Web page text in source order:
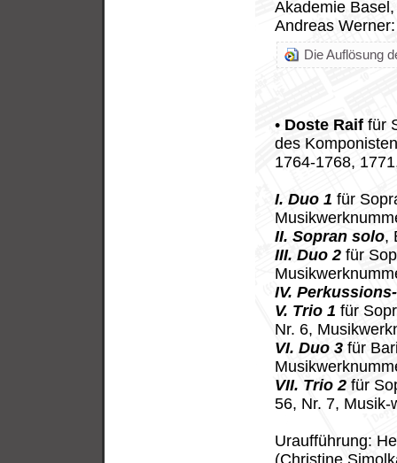
Akademie
Andreas Werner:
Die Auflösung
• Doste Raif für
des
1764-1768,
I. Duo 1 für
II. Sopran solo,
III. Duo 2 für
IV.
V. Trio 1 für
Nr. 6,
VI. Duo 3 für
VII. Trio 2 für
56, Nr. 7,
Uraufführung: